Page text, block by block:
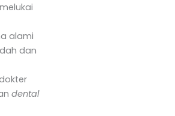
alami
dan
dental